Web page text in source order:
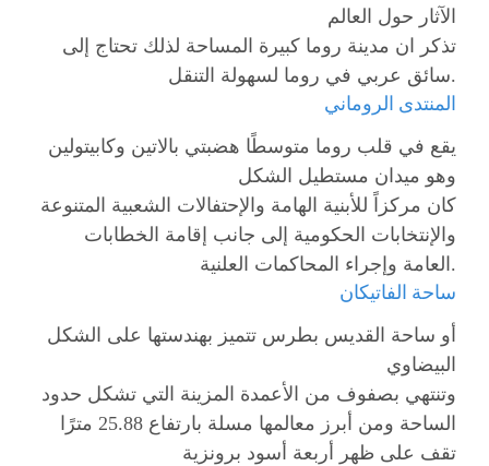
الآثار حول العالم
تذكر ان مدينة روما كبيرة المساحة لذلك تحتاج إلى
سائق عربي في روما لسهولة التنقل.
المنتدى الروماني
يقع في قلب روما متوسطًا هضبتي بالاتين وكابيتولين
وهو ميدان مستطيل الشكل
كان مركزاً للأبنية الهامة والإحتفالات الشعبية المتنوعة
والإنتخابات الحكومية إلى جانب إقامة الخطابات
العامة وإجراء المحاكمات العلنية.
ساحة الفاتيكان
أو ساحة القديس بطرس تتميز بهندستها على الشكل
البيضاوي
وتنتهي بصفوف من الأعمدة المزينة التي تشكل حدود
الساحة ومن أبرز معالمها مسلة بارتفاع 25.88 مترًا
تقف على ظهر أربعة أسود برونزية